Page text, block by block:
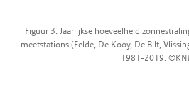
Figuur 3: Jaarlijkse hoeveelheid
meetstations (Eelde, De Kooy, De Bilt,
1981-2019.